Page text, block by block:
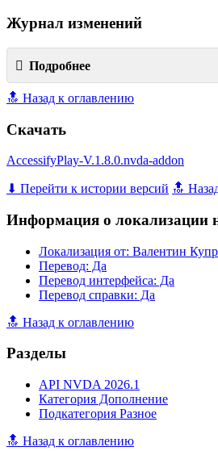
Журнал изменений
Подробнее
🔝 Назад к оглавлению
Скачать
AccessifyPlay-V.1.8.0.nvda-addon
⬇ Перейти к истории версий 🔝
Информация о локализации
Локализация от: Валентин
Перевод: Да
Перевод интерфейса: Да
Перевод справки: Да
🔝 Назад к оглавлению
Разделы
API NVDA 2026.1
Категория Дополнение
Подкатегория Разное
🔝 Назад к оглавлению